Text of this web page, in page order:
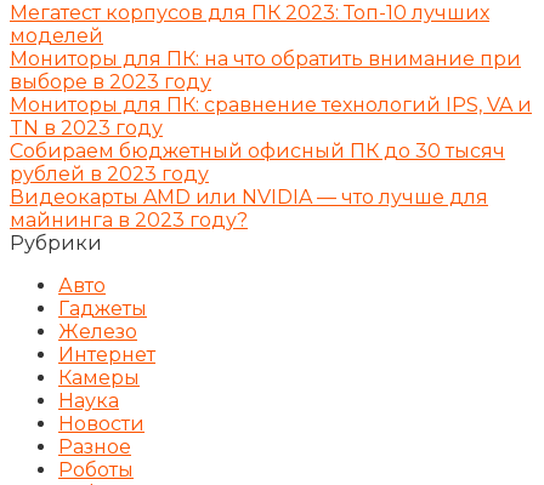
Мегатест корпусов для ПК 2023: Топ-10 лучших
моделей
Мониторы для ПК: на что обратить внимание при
выборе в 2023 году
Мониторы для ПК: сравнение технологий IPS, VA и
TN в 2023 году
Собираем бюджетный офисный ПК до 30 тысяч
рублей в 2023 году
Видеокарты AMD или NVIDIA — что лучше для
майнинга в 2023 году?
Рубрики
Авто
Гаджеты
Железо
Интернет
Камеры
Наука
Новости
Разное
Роботы